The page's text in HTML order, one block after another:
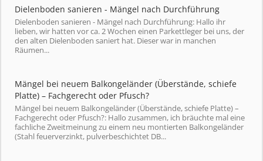
Dielenboden sanieren - Mängel nach Durchführung
Dielenboden sanieren - Mängel nach Durchführung: Hallo ihr
lieben, wir hatten vor ca. 2 Wochen einen Parkettleger bei uns, der
den alten Dielenboden saniert hat. Dieser war in manchen
Räumen...
Mängel bei neuem Balkongeländer (Überstände, schiefe
Platte) – Fachgerecht oder Pfusch?
Mängel bei neuem Balkongeländer (Überstände, schiefe Platte) –
Fachgerecht oder Pfusch?: Hallo zusammen, ich bräuchte mal eine
fachliche Zweitmeinung zu einem neu montierten Balkongeländer
(Stahl feuerverzinkt, pulverbeschichtet DB...